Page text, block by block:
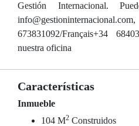
Gestión Internacional.
673831092/Français+34
nuestra oficina
Características
Inmueble
104 M2 Construidos